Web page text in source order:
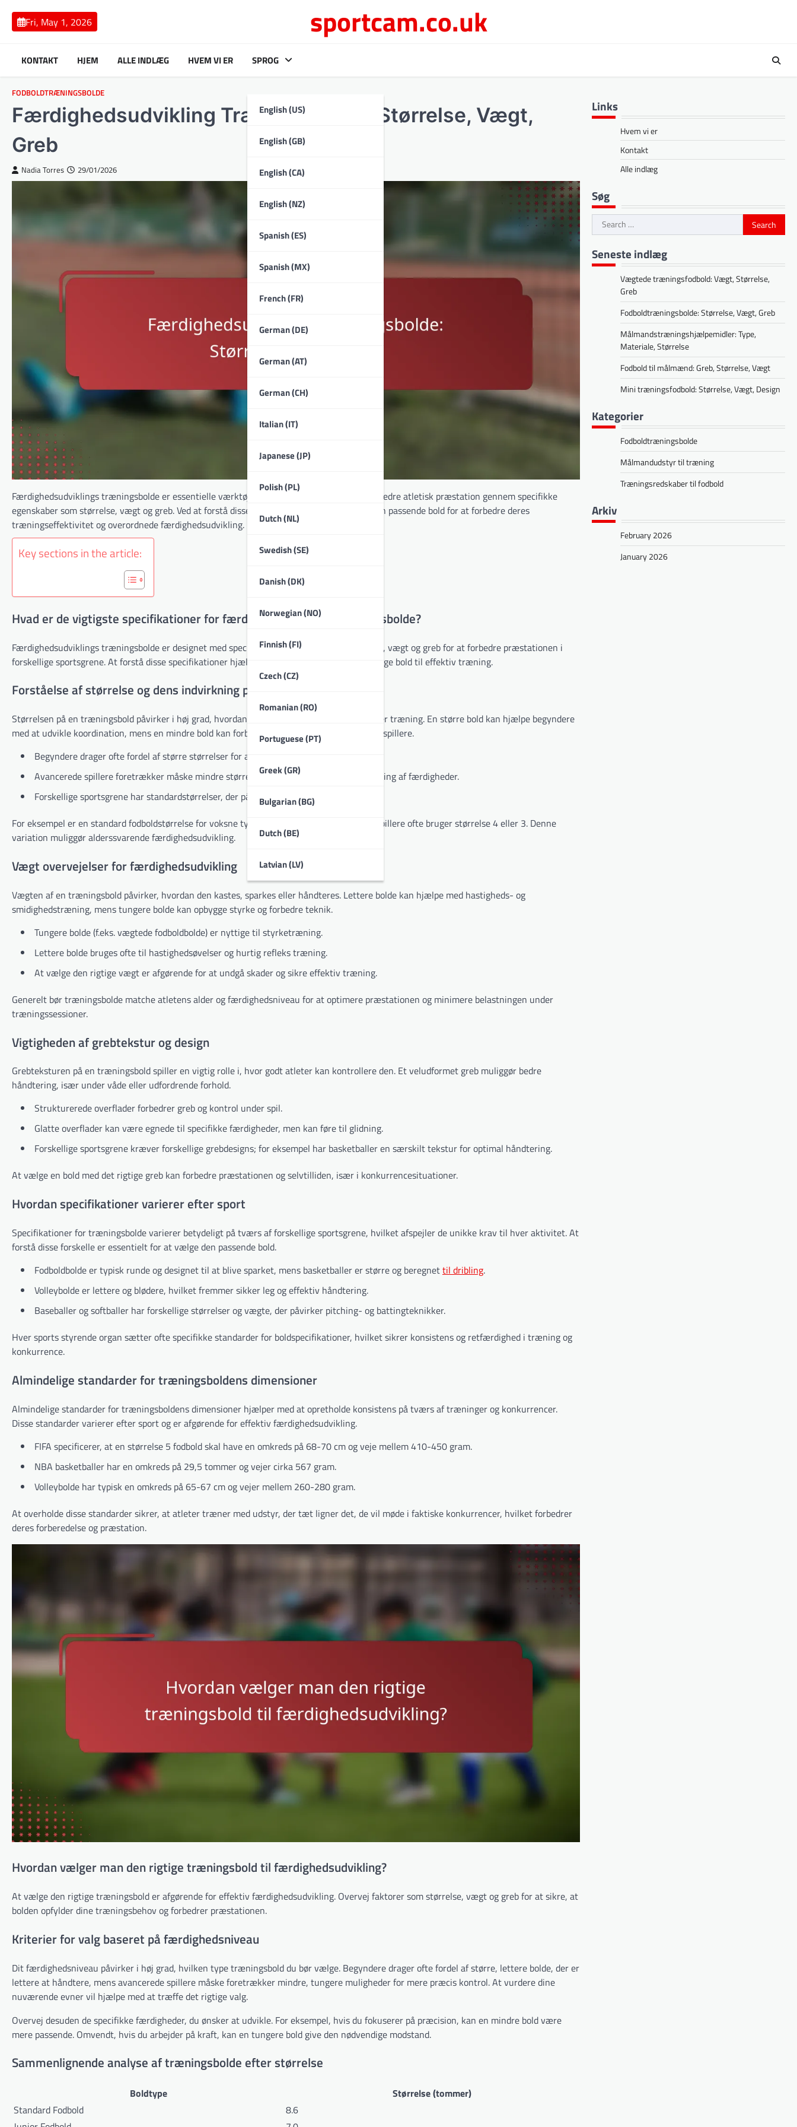
content
Fri, May 1, 2026 sportcam.co.uk
KONTAKT HJEM ALLE INDLÆG HVEM VI ER SPROG
English (US)
English (GB)
English (CA)
English (NZ)
Spanish (ES)
Spanish (MX)
French (FR)
German (DE)
German (AT)
German (CH)
Italian (IT)
Japanese (JP)
Polish (PL)
Dutch (NL)
Swedish (SE)
Danish (DK)
Norwegian (NO)
Finnish (FI)
Czech (CZ)
Romanian (RO)
Portuguese (PT)
Greek (GR)
Bulgarian (BG)
Dutch (BE)
Latvian (LV)
FODBOLDTRÆNINGSBOLDE
Færdighedsudvikling Træningsbolde: Størrelse, Vægt,
Greb
Nadia Torres 29/01/2026
Færdighedsudviklings træningsbolde er essentielle værktøjer, der er skræddersyet til at forbedre atletisk præstation gennem specifikke
egenskaber som størrelse, vægt og greb. Ved at forstå disse funktioner kan atleter vælge den passende bold for at forbedre deres
træningseffektivitet og overordnede færdighedsudvikling.
Key sections in the article:
Hvad er de vigtigste specifikationer for færdighedsudviklings træningsbolde?
Færdighedsudviklings træningsbolde er designet med specifikke egenskaber såsom størrelse, vægt og greb for at forbedre præstationen i
forskellige sportsgrene. At forstå disse specifikationer hjælper atleter med at vælge den rigtige bold til effektiv træning.
Forståelse af størrelse og dens indvirkning på træning
Størrelsen på en træningsbold påvirker i høj grad, hvordan atleter interagerer med den under træning. En større bold kan hjælpe begyndere
med at udvikle koordination, mens en mindre bold kan forbedre præcisionen for avancerede spillere.
Begyndere drager ofte fordel af større størrelser for at forbedre håndteringen.
Avancerede spillere foretrækker måske mindre størrelser for bedre kontrol og finjustering af færdigheder.
Forskellige sportsgrene har standardstørrelser, der påvirker træningseffektiviteten.
For eksempel er en standard fodboldstørrelse for voksne typisk størrelse 5, mens ungdomsspillere ofte bruger størrelse 4 eller 3. Denne
variation muliggør alderssvarende færdighedsudvikling.
Vægt overvejelser for færdighedsudvikling
Vægten af en træningsbold påvirker, hvordan den kastes, sparkes eller håndteres. Lettere bolde kan hjælpe med hastigheds- og
smidighedstræning, mens tungere bolde kan opbygge styrke og forbedre teknik.
Tungere bolde (f.eks. vægtede fodboldbolde) er nyttige til styrketræning.
Lettere bolde bruges ofte til hastighedsøvelser og hurtig refleks træning.
At vælge den rigtige vægt er afgørende for at undgå skader og sikre effektiv træning.
Generelt bør træningsbolde matche atletens alder og færdighedsniveau for at optimere præstationen og minimere belastningen under
træningssessioner.
Vigtigheden af grebtekstur og design
Grebteksturen på en træningsbold spiller en vigtig rolle i, hvor godt atleter kan kontrollere den. Et veludformet greb muliggør bedre
håndtering, især under våde eller udfordrende forhold.
Strukturerede overflader forbedrer greb og kontrol under spil.
Glatte overflader kan være egnede til specifikke færdigheder, men kan føre til glidning.
Forskellige sportsgrene kræver forskellige grebdesigns; for eksempel har basketballer en særskilt tekstur for optimal håndtering.
At vælge en bold med det rigtige greb kan forbedre præstationen og selvtilliden, især i konkurrencesituationer.
Hvordan specifikationer varierer efter sport
Specifikationer for træningsbolde varierer betydeligt på tværs af forskellige sportsgrene, hvilket afspejler de unikke krav til hver aktivitet. At
forstå disse forskelle er essentielt for at vælge den passende bold.
Fodboldbolde er typisk runde og designet til at blive sparket, mens basketballer er større og beregnettil dribling.
Volleybolde er lettere og blødere, hvilket fremmer sikker leg og effektiv håndtering.
Baseballer og softballer har forskellige størrelser og vægte, der påvirker pitching- og battingteknikker.
Hver sports styrende organ sætter ofte specifikke standarder for boldspecifikationer, hvilket sikrer konsistens og retfærdighed i træning og
konkurrence.
Almindelige standarder for træningsboldens dimensioner
Almindelige standarder for træningsboldens dimensioner hjælper med at opretholde konsistens på tværs af træninger og konkurrencer.
Disse standarder varierer efter sport og er afgørende for effektiv færdighedsudvikling.
FIFA specificerer, at en størrelse 5 fodbold skal have en omkreds på 68-70 cm og veje mellem 410-450 gram.
NBA basketballer har en omkreds på 29,5 tommer og vejer cirka 567 gram.
Volleybolde har typisk en omkreds på 65-67 cm og vejer mellem 260-280 gram.
At overholde disse standarder sikrer, at atleter træner med udstyr, der tæt ligner det, de vil møde i faktiske konkurrencer, hvilket forbedrer
deres forberedelse og præstation.
Hvordan vælger man den rigtige træningsbold til færdighedsudvikling?
At vælge den rigtige træningsbold er afgørende for effektiv færdighedsudvikling. Overvej faktorer som størrelse, vægt og greb for at sikre, at
bolden opfylder dine træningsbehov og forbedrer præstationen.
Kriterier for valg baseret på færdighedsniveau
Dit færdighedsniveau påvirker i høj grad, hvilken type træningsbold du bør vælge. Begyndere drager ofte fordel af større, lettere bolde, der er
lettere at håndtere, mens avancerede spillere måske foretrækker mindre, tungere muligheder for mere præcis kontrol. At vurdere dine
nuværende evner vil hjælpe med at træffe det rigtige valg.
Overvej desuden de specifikke færdigheder, du ønsker at udvikle. For eksempel, hvis du fokuserer på præcision, kan en mindre bold være
mere passende. Omvendt, hvis du arbejder på kraft, kan en tungere bold give den nødvendige modstand.
Sammenlignende analyse af træningsbolde efter størrelse
Boldtype
Størrelse (tommer)
Standard Fodbold
8.6
Links
Hvem vi er
Kontakt
Alle indlæg
Søg
Search
for:
Seneste indlæg
Vægtede træningsfodbold: Vægt, Størrelse,
Greb
Fodboldtræningsbolde: Størrelse, Vægt, Greb
Målmandstræningshjælpemidler: Type,
Materiale, Størrelse
Fodbold til målmænd: Greb, Størrelse, Vægt
Mini træningsfodbold: Størrelse, Vægt, Design
Kategorier
Fodboldtræningsbolde
Målmandudstyr til træning
Træningsredskaber til fodbold
Arkiv
February 2026
January 2026